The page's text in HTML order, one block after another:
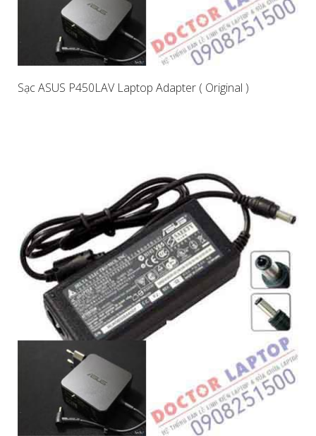
Sạc ASUS P450LAV Laptop Adapter ( Original )